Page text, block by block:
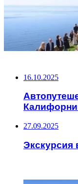
16.10.2025
27.09.2025
Экскурсия